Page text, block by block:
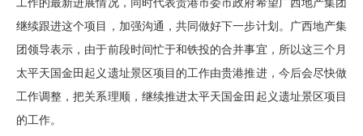
工作的最新进展情况，同时代表贵港市委市政府希望广西地产集团
继续跟进这个项目，加强沟通，共同做好下一步计划。广西地产集
团领导表示，由于前段时间忙于和铁投的合并事宜，所以这三个月
太平天国金田起义遗址景区项目的工作由贵港推进，今后会尽快做
工作调整，把关系理顺，继续推进太平天国金田起义遗址景区项目
的工作。